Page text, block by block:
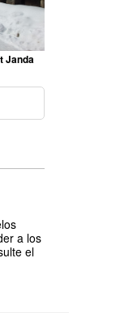
Janda
a los
el